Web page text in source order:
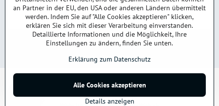
Faire Preise
Top Preis-Leistung
Fachberatung
Persönlich & kompetent
AGBVersand & LieferungKontakt / Anfrage
© 2026Urheberrecht
Datenschutz-EinstellungenErklärung zum Datenschutz
an Partner in der EU, den USA oder anderen Ländern übermittelt
werden. Indem Sie auf "Alle Cookies akzeptieren" klicken,
erklären Sie sich mit dieser Verarbeitung einverstanden.
Detaillierte Informationen und die Möglichkeit, Ihre
Einstellungen zu ändern, finden Sie unten.
Erklärung zum Datenschutz
Details anzeigen
Alle Cookies akzeptieren